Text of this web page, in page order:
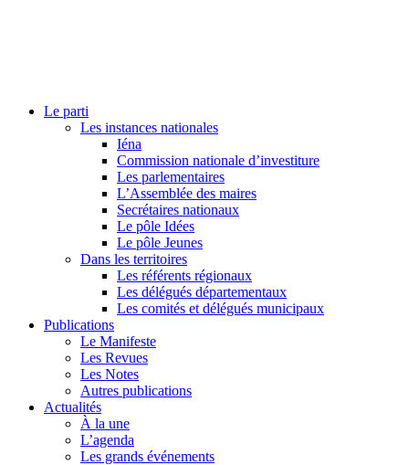
Le parti
Les instances nationales
Iéna
Commission nationale d’investiture
Les parlementaires
L’Assemblée des maires
Secrétaires nationaux
Le pôle Idées
Le pôle Jeunes
Dans les territoires
Les référents régionaux
Les délégués départementaux
Les comités et délégués municipaux
Publications
Le Manifeste
Les Revues
Les Notes
Autres publications
Actualités
À la une
L’agenda
Les grands événements